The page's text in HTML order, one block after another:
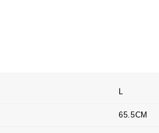
L
65.5CM